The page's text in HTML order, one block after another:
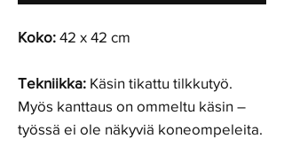
Koko: 42 x 42 cm
Tekniikka: Käsin tikattu tilkkutyö.
Myös kanttaus on ommeltu käsin –
työssä ei ole näkyviä koneompeleita.